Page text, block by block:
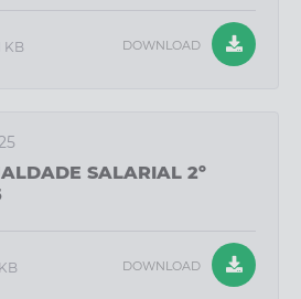
KB DOWNLOAD
SALARIAL 2º
DOWNLOAD